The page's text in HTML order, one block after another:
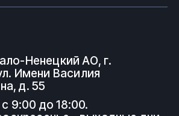
Ненецкий АО, г.
Имени Василия
д. 55
9:00 до 18:00.